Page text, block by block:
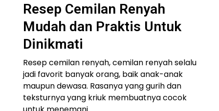
Resep Cemilan Renyah
Mudah dan Praktis Untuk
Dinikmati
Resep cemilan renyah, cemilan renyah selalu
jadi favorit banyak orang, baik anak-anak
maupun dewasa. Rasanya yang gurih dan
teksturnya yang kriuk membuatnya cocok